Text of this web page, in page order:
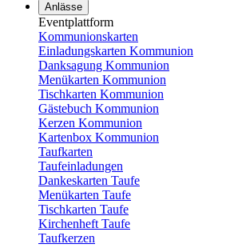
Anlässe
Eventplattform
Kommunionskarten
Einladungskarten Kommunion
Danksagung Kommunion
Menükarten Kommunion
Tischkarten Kommunion
Gästebuch Kommunion
Kerzen Kommunion
Kartenbox Kommunion
Taufkarten
Taufeinladungen
Dankeskarten Taufe
Menükarten Taufe
Tischkarten Taufe
Kirchenheft Taufe
Taufkerzen